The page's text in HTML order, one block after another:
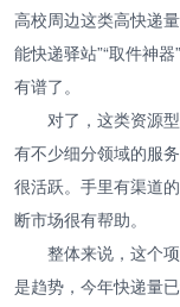
高校周边这类高快递
能快递驿站”“取件神
有谱了。
对了，这类资源
有不少细分领域的服
很活跃。手里有渠道
断市场很有帮助。
整体来说，这个
是趋势，今年快递量